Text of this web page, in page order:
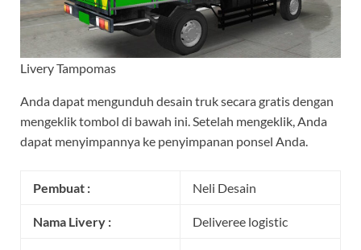
Livery Tampomas
Anda dapat mengunduh desain truk secara gratis dengan
mengeklik tombol di bawah ini. Setelah mengeklik, Anda
dapat menyimpannya ke penyimpanan ponsel Anda.
Pembuat : Neli Desain
Nama Livery : Deliveree logistic